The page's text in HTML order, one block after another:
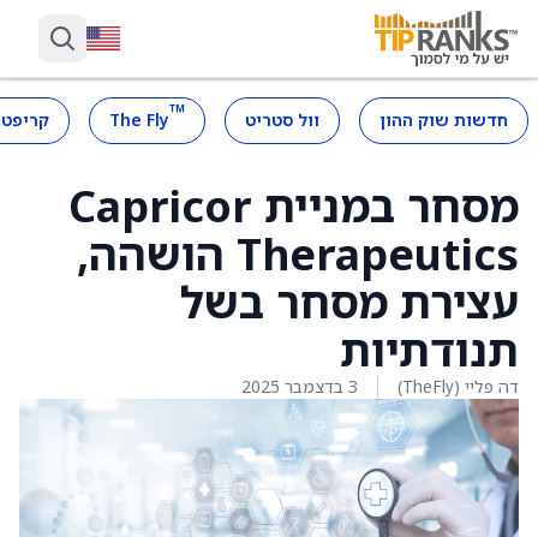
חדשות שוק ההון וול סטריט ™
The Fly
מסחר במניית Capricor
Therapeutics הושהה,
עצירת מסחר בשל
תנודתיות
דה פליי (TheFly) 3 בדצמבר 2025